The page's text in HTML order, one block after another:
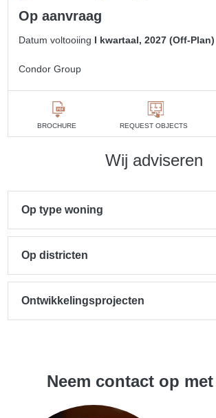
Op aanvraag
Datum voltooiing I kwartaal, 2027 (Off-Plan)
Condor Group
BROCHURE REQUEST OBJECTS
Wij adviseren
Op type woning
Op districten
Ontwikkelingsprojecten
Neem contact op